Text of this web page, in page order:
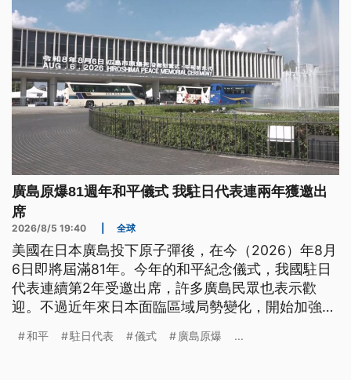
廣島原爆81週年和平儀式 我駐日代表連兩年獲邀出
席
2026/8/5 19:40 全球
美國在日本廣島投下原子彈後，在今（2026）年8月
6日即將屆滿81年。今年的和平紀念儀式，我國駐日
代表連續第2年受邀出席，許多廣島民眾也表示歡
迎。不過近年來日本面臨區域局勢變化，開始加強防
高市早苗將在上任後首度出席紀念儀式，安全保障以
和平 駐日代表 儀式 廣島原爆 ...